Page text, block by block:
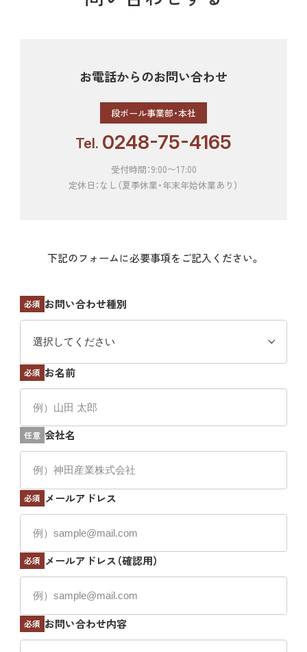
お電話からのお問い合わせ
段ボール事業部・本社
Tel. 0248-75-4165
受付時間：9:00〜17:00
定休日：なし（夏季休業・年末年始休業あり）
下記のフォームに必要事項をご記入ください。
お問い合わせ種別
必須
お名前
必須
会社名
任意
メールアドレス
必須
メールアドレス（確認用）
必須
お問い合わせ内容
必須